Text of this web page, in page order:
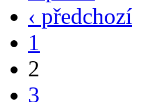
‹ předchozí
1
2
3